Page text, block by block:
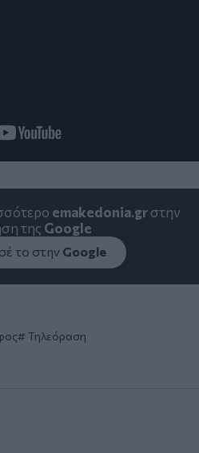
emakedonia.grστην
της Google
το στην Google
Τηλεόραση